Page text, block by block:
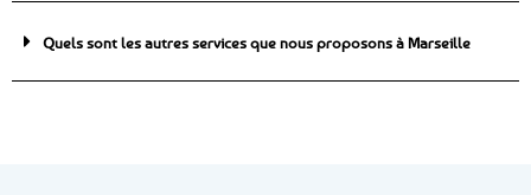
Quels sont les autres services que nous proposons à Marseille